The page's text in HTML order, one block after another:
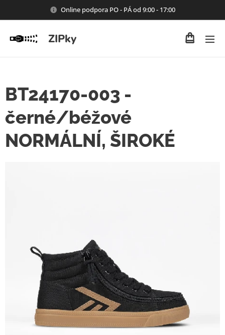
Online podpora PO - PÁ od 9:00 - 17:00
ZIPky
BT24170-003 -
černé/béžové
NORMÁLNÍ, ŠIROKÉ